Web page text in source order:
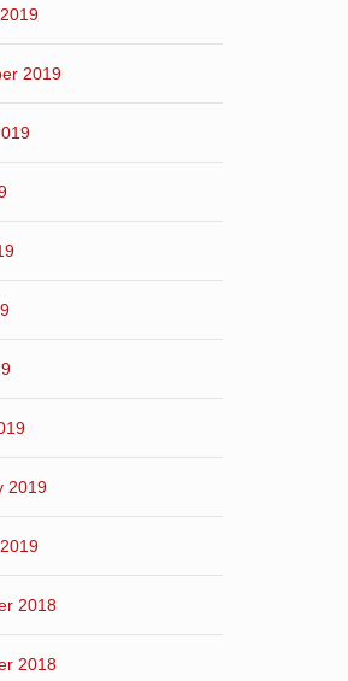
2019
2019
2018
2018